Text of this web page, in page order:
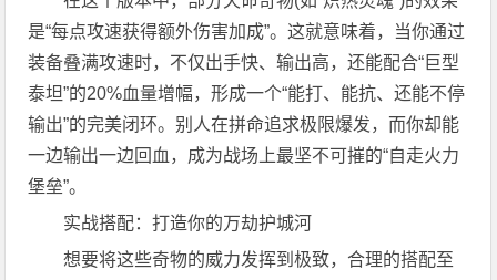
是“每点攻速获得额外伤害加成”。这就意味着，当你通过
装备叠满攻速时，不仅出手快、输出高，还能配合“巨型
泰坦”的20%血量增幅，形成一个“能打、能抗、还能不停
输出”的完美闭环。别人在拼命追求极限爆发，而你却能
一边输出一边回血，成为战场上最坚不可摧的“自走火力
堡垒”。
实战搭配：打造你的万劫护城河
想要将这些奇物的威力发挥到极致，合理的搭配至